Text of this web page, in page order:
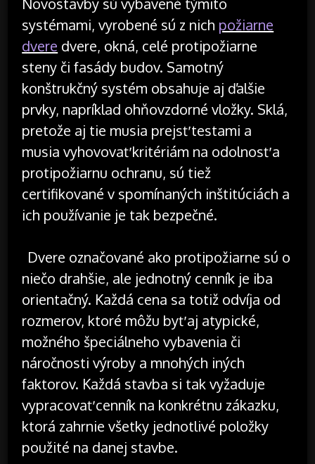
systémami, vyrobené sú z nich požiarne
dvere dvere, okná, celé protipožiarne
steny či fasády budov. Samotný
konštrukčný systém obsahuje aj ďalšie
prvky, napríklad ohňovzdorné vložky. Sklá,
pretože aj tie musia prejsť testami a
musia vyhovovať kritériám na odolnosť a
protipožiarnu ochranu, sú tiež
certifikované v spomínaných inštitúciách a
ich používanie je tak bezpečné.
Dvere označované ako protipožiarne sú o
niečo drahšie, ale jednotný cenník je iba
orientačný. Každá cena sa totiž odvíja od
rozmerov, ktoré môžu byť aj atypické,
možného špeciálneho vybavenia či
náročnosti výroby a mnohých iných
faktorov. Každá stavba si tak vyžaduje
vypracovať cenník na konkrétnu zákazku,
ktorá zahrnie všetky jednotlivé položky
použité na danej stavbe.